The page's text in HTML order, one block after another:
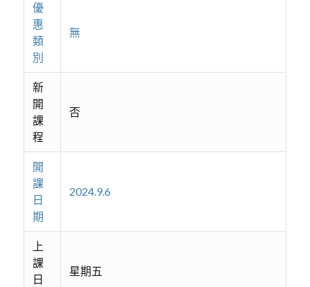
優
惠
類
別
無
新
開
課
程
否
開
課
日
期
2024.9.6
上
課
日
星期五